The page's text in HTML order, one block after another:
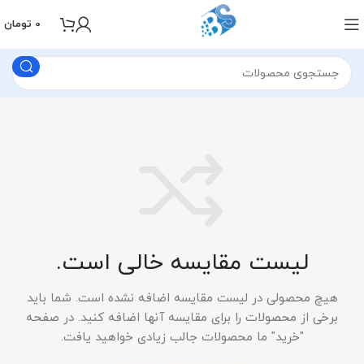
0 تومان
لیست مقایسه خالی است.
هیچ محصولی در لیست مقایسه اضافه نشده است. شما باید
برخی از محصولات را برای مقایسه آنها اضافه کنید. در صفحه
"خرید" ما محصولات جالب زیادی خواهید یافت.